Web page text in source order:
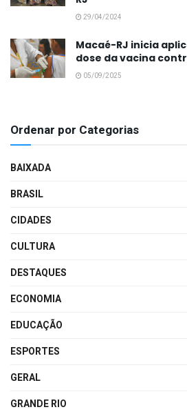
29/04/2024
Macaé-RJ inicia
dose da vacina
05/09/2025
Ordenar por Categorias
BAIXADA
BRASIL
CIDADES
CULTURA
DESTAQUES
ECONOMIA
EDUCAÇÃO
ESPORTES
GERAL
GRANDE RIO